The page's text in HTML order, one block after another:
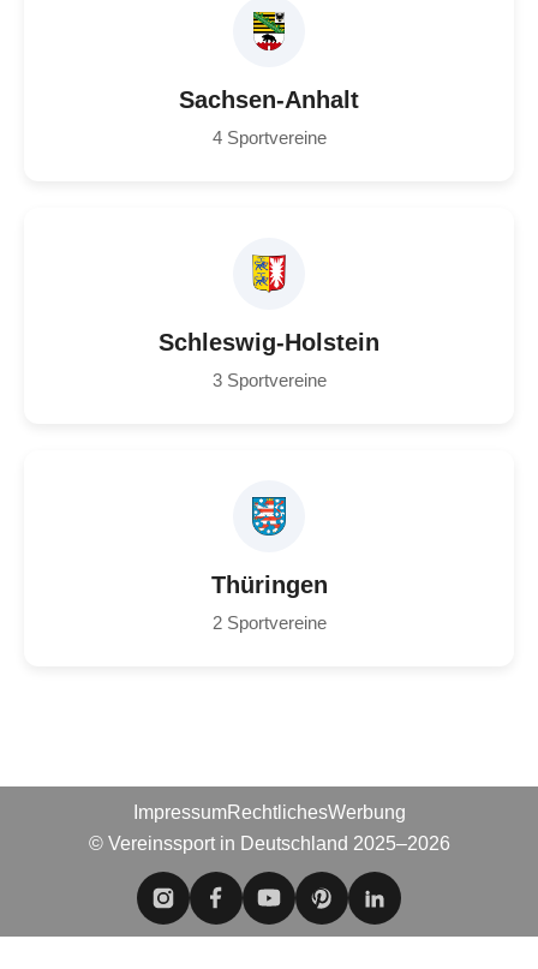
Sachsen-Anhalt
4 Sportvereine
Schleswig-Holstein
3 Sportvereine
Thüringen
2 Sportvereine
ImpressumRechtlichesWerbung
© Vereinssport in Deutschland 2025–2026